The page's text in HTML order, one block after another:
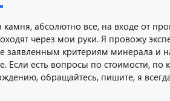
камня, абсолютно все, на входе от
через мои руки. Я провожу
заявленным критериям минерала и
Если есть вопросы по стоимости, по
обращайтесь, пишите, я